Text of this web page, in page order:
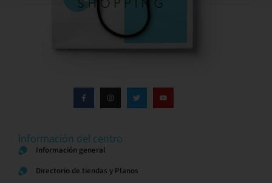
Información del centro
Información general
Directorio de tiendas y Planos